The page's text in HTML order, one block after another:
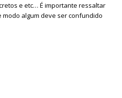
e etc… É importante ressaltar
algum deve ser confundido